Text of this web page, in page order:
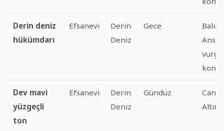
Derin deniz
hükümdarı
Efsanevi
Derin
Deniz
Gece
Balık
Dev mavi
yüzgeçli
ton
Efsanevi
Derin
Deniz
Gündüz
Canlı
Altın